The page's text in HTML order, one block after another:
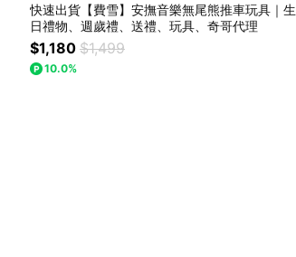
快速出貨【費雪】安撫音樂無尾熊推車玩具｜生
日禮物、週歲禮、送禮、玩具、奇哥代理
$1,180 $1,499
10.0%